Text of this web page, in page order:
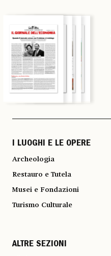
I LUOGHI E LE OPERE
Archeologia
Restauro e Tutela
Musei e Fondazioni
Turismo Culturale
ALTRE SEZIONI